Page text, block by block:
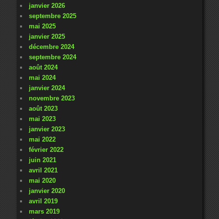
janvier 2026
septembre 2025
mai 2025
janvier 2025
décembre 2024
septembre 2024
août 2024
mai 2024
janvier 2024
novembre 2023
août 2023
mai 2023
janvier 2023
mai 2022
février 2022
juin 2021
avril 2021
mai 2020
janvier 2020
avril 2019
mars 2019